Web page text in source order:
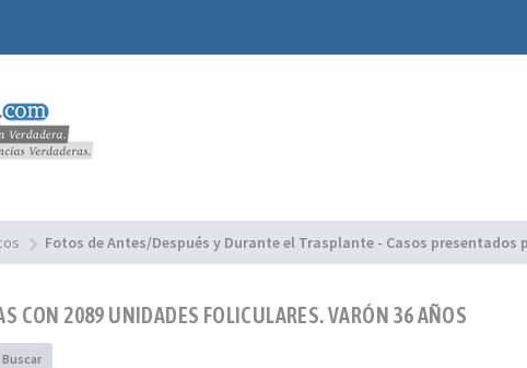
Fotos de Antes/Después y Durante el Trasplante - Casos presentados
CON 2089 UNIDADES FOLICULARES. VARÓN 36 AÑOS
Buscar